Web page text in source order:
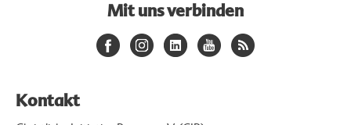
Mit uns verbinden
Kontakt